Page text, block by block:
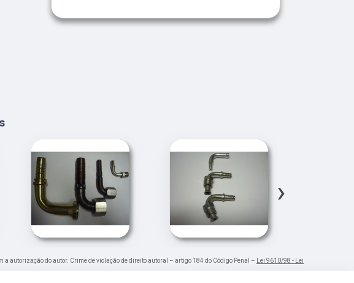
›
autorização do autor. Crime de violação de direito autoral – artigo 184 do Código Penal – Lei 9610/98 - Lei